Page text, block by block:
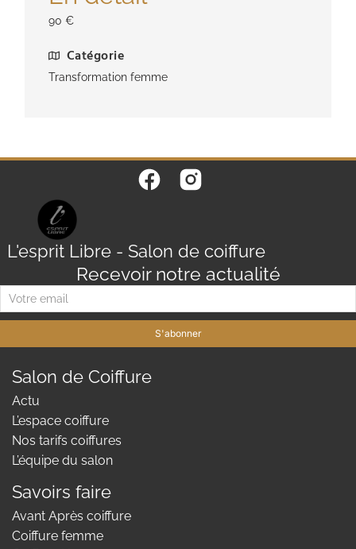
90 €
Catégorie
Transformation femme
L'esprit Libre - Salon de coiffure
Recevoir notre actualité
S'abonner
Salon de Coiffure
Actu
L’espace coiffure
Nos tarifs coiffures
L’équipe du salon
Savoirs faire
Avant Après coiffure
Coiffure femme